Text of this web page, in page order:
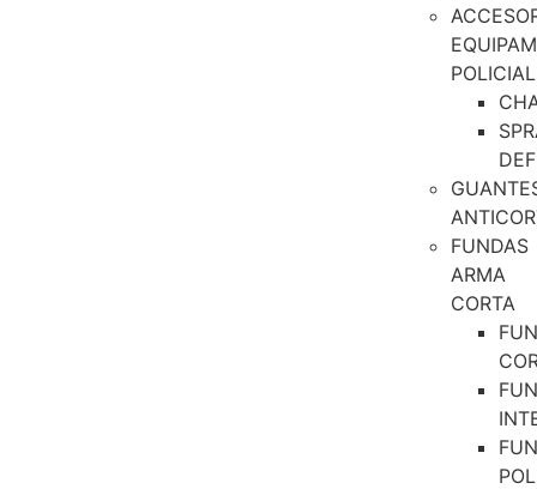
POLICIAL
FUNDAS
ARMA
CORTA